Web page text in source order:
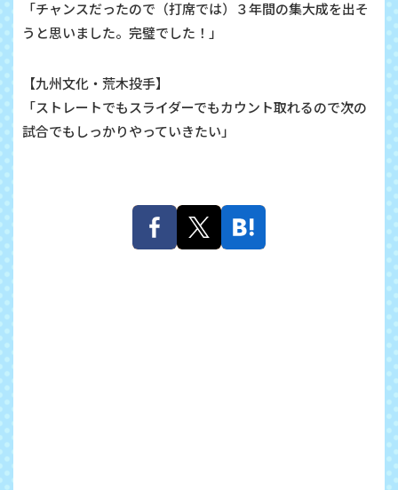
「チャンスだったので（打席では）３年間の集大成を出そ
うと思いました。完璧でした！」
【九州文化・ 荒木投手】
「ストレートでもスライダーでもカウント取れるので次の
試合でもしっかりやっていきたい」